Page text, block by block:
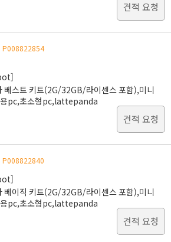
견적 요청
P008822854
베스트 키트(2G/32GB/라이센스 포함),미니
용pc,초소형pc,lattepanda
견적 요청
P008822840
베이직 키트(2G/32GB/라이센스 포함),미니
용pc,초소형pc,lattepanda
견적 요청